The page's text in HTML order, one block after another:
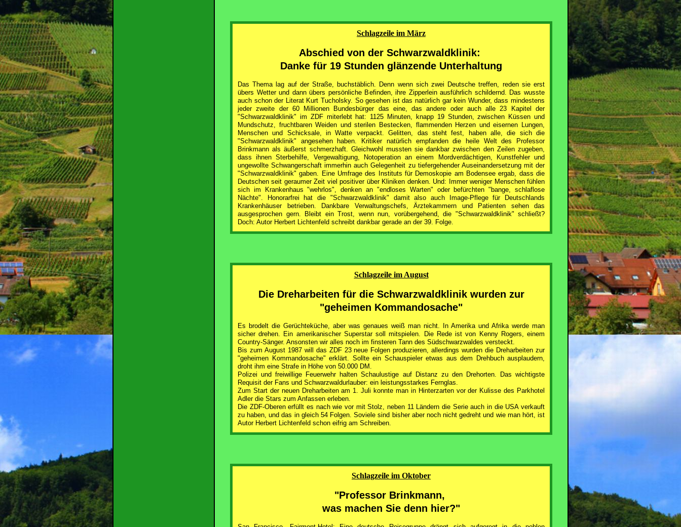
Schlagzeile im März
Abschied von der Schwarzwaldklinik:
Danke für 19 Stunden glänzende Unterhaltung
Das Thema lag auf der Straße, buchstäblich. Denn wenn sich zwei Deutsche treffen, reden sie erst
übers Wetter und dann übers persönliche Befinden, ihre Zipperlein ausführlich schildernd. Das wusste
auch schon der Literat Kurt Tucholsky. So gesehen ist das natürlich gar kein Wunder, dass mindestens
jeder zweite der 60 Millionen Bundesbürger das eine, das andere oder auch alle 23 Kapitel der
"Schwarzwaldklinik" im ZDF miterlebt hat: 1125 Minuten, knapp 19 Stunden, zwischen Küssen und
Mundschutz, fruchtbaren Weiden und sterilen Bestecken, flammenden Herzen und eisernen Lungen,
Menschen und Schicksale, in Watte verpackt. Gelitten, das steht fest, haben alle, die sich die
"Schwarzwaldklinik" angesehen haben. Kritiker natürlich empfanden die heile Welt des Professor
Brinkmann als äußerst schmerzhaft. Gleichwohl mussten sie dankbar zwischen den Zeilen zugeben,
dass ihnen Sterbehilfe, Vergewaltigung, Notoperation an einem Mordverdächtigen, Kunstfehler und
ungewollte Schwangerschaft immerhin auch Gelegenheit zu tiefergehender Auseinandersetzung mit der
"Schwarzwaldklinik" gaben. Eine Umfrage des Instituts für Demoskopie am Bodensee ergab, dass die
Deutschen seit geraumer Zeit viel positiver über Kliniken denken. Und: Immer weniger Menschen fühlen
sich im Krankenhaus "wehrlos", denken an "endloses Warten" oder befürchten "bange, schlaflose
Nächte". Honorarfrei hat die "Schwarzwaldklinik" damit also auch Image-Pflege für Deutschlands
Krankenhäuser betrieben. Dankbare Verwaltungschefs, Ärztekammern und Patienten sehen das
ausgesprochen gern. Bleibt ein Trost, wenn nun, vorübergehend, die "Schwarzwaldklinik" schließt?
Doch: Autor Herbert Lichtenfeld schreibt dankbar gerade an der 39. Folge.
Schlagzeile im August
Die Dreharbeiten für die Schwarzwaldklinik wurden zur
"geheimen Kommandosache"
Es brodelt die Gerüchteküche, aber was genaues weiß man nicht. In Amerika und Afrika werde man
sicher drehen. Ein amerikanischer Superstar soll mitspielen. Die Rede ist von Kenny Rogers, einem
Country-Sänger. Ansonsten wir alles noch im finsteren Tann des Südschwarzwaldes versteckt.
Bis zum August 1987 will das ZDF 23 neue Folgen produzieren, allerdings wurden die Dreharbeiten zur
"geheimen Kommandosache" erklärt. Sollte ein Schauspieler etwas aus dem Drehbuch ausplaudern,
droht ihm eine Strafe in Höhe von 50.000 DM.
Polizei und freiwillige Feuerwehr halten Schaulustige auf Distanz zu den Drehorten. Das wichtigste
Requisit der Fans und Schwarzwaldurlauber: ein leistungsstarkes Fernglas.
Zum Start der neuen Dreharbeiten am 1. Juli konnte man in Hinterzarten vor der Kulisse des Parkhotel
Adler die Stars zum Anfassen erleben.
Die ZDF-Oberen erfüllt es nach wie vor mit Stolz, neben 11 Ländern die Serie auch in die USA verkauft
zu haben, und das in gleich 54 Folgen. Soviele sind bisher aber noch nicht gedreht und wie man hört, ist
Autor Herbert Lichtenfeld schon eifrig am Schreiben.
Schlagzeile im Oktober
"Professor Brinkmann,
was machen Sie denn hier?"